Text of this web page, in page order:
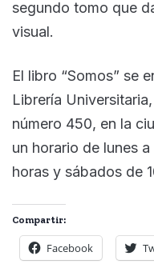
segundo tomo que
visual.
El libro “Somos” se
Librería
número 450, en la
un horario de lunes
horas y sábados de
Compartir:
Facebook